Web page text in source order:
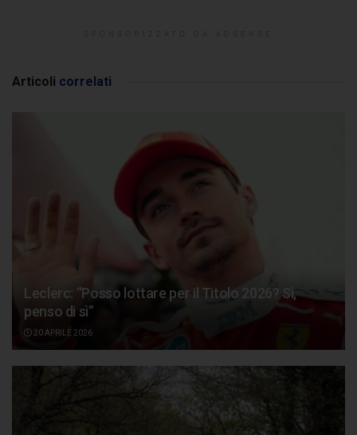
Articoli correlati
Leclerc: “Posso lottare per il Titolo 2026? Sì,
penso di sì”
20 APRILE 2026